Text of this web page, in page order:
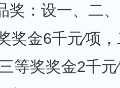
奖：设一、二
奖金6千元∕项
等奖奖金2千元